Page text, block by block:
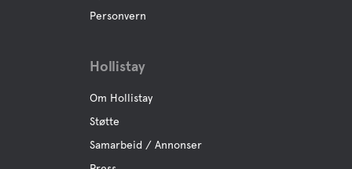
Personvern
Hollistay
Om Hollistay
Støtte
Samarbeid / Annonser